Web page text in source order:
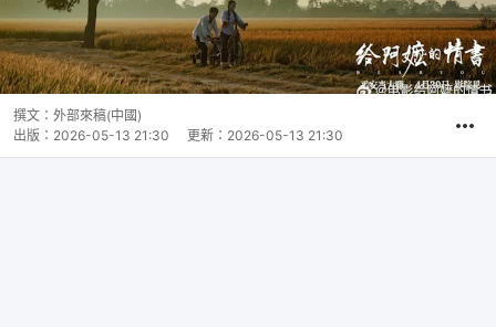
撰文： 外部來稿(中國)
出版： 2026-05-13 21:30 更新： 2026-05-13 21:30